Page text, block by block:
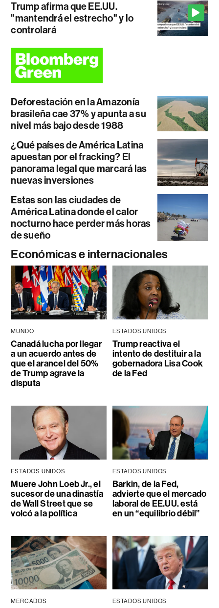
Trump afirma que EE.UU.
"mantendrá el estrecho" y lo
controlará
Deforestación en la Amazonía
brasileña cae 37% y apunta a su
nivel más bajo desde 1988
¿Qué países de América Latina
apuestan por el fracking? El
panorama legal que marcará las
nuevas inversiones
Estas son las ciudades de
América Latina donde el calor
nocturno hace perder más horas
de sueño
Económicas e internacionales
MUNDO
Canadá lucha por llegar
a un acuerdo antes de
que el arancel del 50%
de Trump agrave la
disputa
ESTADOS UNIDOS
Trump reactiva el
intento de destituir a la
gobernadora Lisa Cook
de la Fed
ESTADOS UNIDOS
Muere John Loeb Jr., el
sucesor de una dinastía
de Wall Street que se
volcó a la política
ESTADOS UNIDOS
Barkin, de la Fed,
advierte que el mercado
laboral de EE.UU. está
en un “equilibrio débil”
MERCADOS ESTADOS UNIDOS